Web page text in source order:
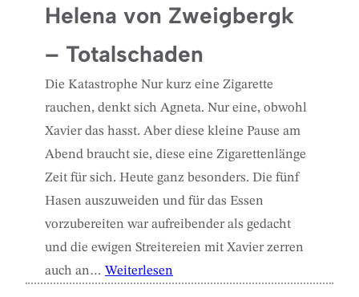
Helena von Zweigbergk
– Totalschaden
Die Katastrophe Nur kurz eine Zigarette
rauchen, denkt sich Agneta. Nur eine, obwohl
Xavier das hasst. Aber diese kleine Pause am
Abend braucht sie, diese eine Zigarettenlänge
Zeit für sich. Heute ganz besonders. Die fünf
Hasen auszuweiden und für das Essen
vorzubereiten war aufreibender als gedacht
und die ewigen Streitereien mit Xavier zerren
auch an… Weiterlesen